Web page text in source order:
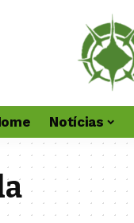
Notícias